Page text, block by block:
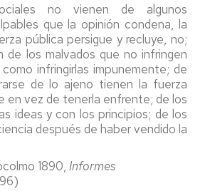
no vienen de algunos
que la opinión condena, la
pública persigue y recluye, no;
de los malvados que no infringen
infringirlas impunemente; de
de lo ajeno tienen la fuerza
en vez de tenerla enfrente; de los
ideas y con los principios; de los
después de haber vendido la
1890, Informes